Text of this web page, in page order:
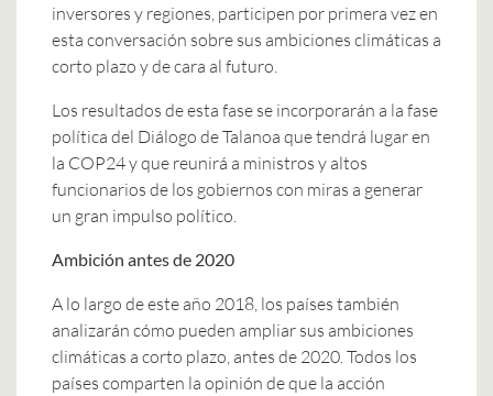
inversores y regiones, participen por primera vez en
esta conversación sobre sus ambiciones climáticas a
corto plazo y de cara al futuro.
Los resultados de esta fase se incorporarán a la fase
política del Diálogo de Talanoa que tendrá lugar en
la COP24 y que reunirá a ministros y altos
funcionarios de los gobiernos con miras a generar
un gran impulso político.
Ambición antes de 2020
A lo largo de este año 2018, los países también
analizarán cómo pueden ampliar sus ambiciones
climáticas a corto plazo, antes de 2020. Todos los
países comparten la opinión de que la acción